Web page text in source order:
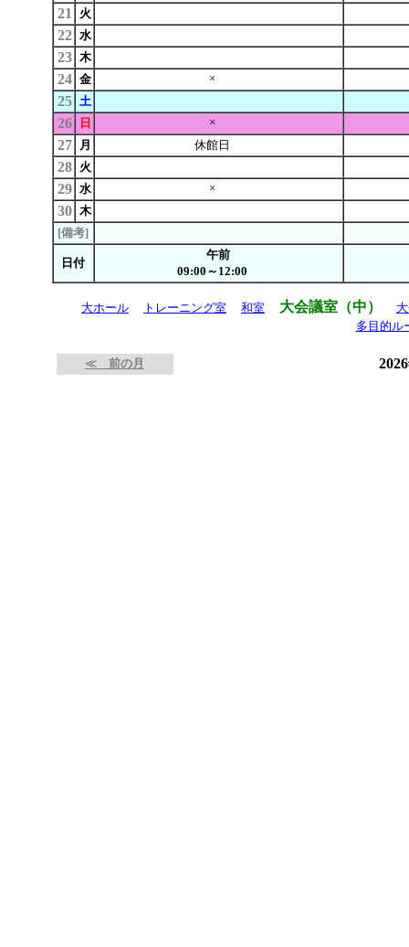
21 火
22 水
23 木
24 金 ×
25 土
26 日 ×
27 月 休館日
28 火
29 水 ×
30 木
[備考]
日付
午前
09:00～12:00
大ホール トレーニング室 和室 大会議室（中）
多目的ル
≪ 前の月